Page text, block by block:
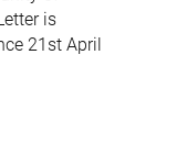
is
21st April